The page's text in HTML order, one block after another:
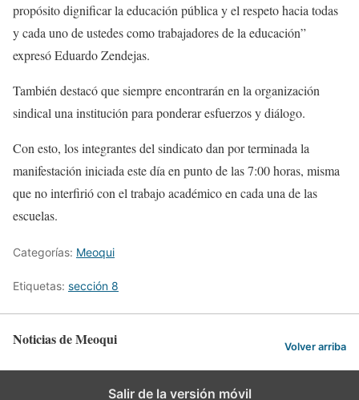
propósito dignificar la educación pública y el respeto hacia todas
y cada uno de ustedes como trabajadores de la educación”
expresó Eduardo Zendejas.
También destacó que siempre encontrarán en la organización
sindical una institución para ponderar esfuerzos y diálogo.
Con esto, los integrantes del sindicato dan por terminada la
manifestación iniciada este día en punto de las 7:00 horas, misma
que no interfirió con el trabajo académico en cada una de las
escuelas.
Categorías: Meoqui
Etiquetas: sección 8
Noticias de Meoqui Volver arriba
Salir de la versión móvil